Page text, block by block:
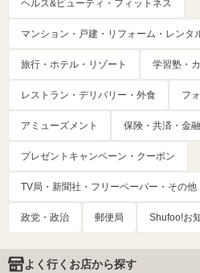
ヘルス&ビューティ・フィットネス
マンション・戸建・リフォーム・レンタ
旅行・ホテル・リゾート 学習塾・
レストラン・デリバリー・外食 フ
アミューズメント 保険・共済・金融
プレゼントキャンペーン・クーポン
TV局・新聞社・フリーペーパー・その他
政党・政治 郵便局 Shufoo!お
よく行くお店から探す